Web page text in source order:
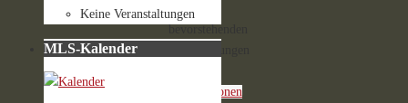
Keine
bevorstehenden
Informationen
Keine Veranstaltungen
MLS-Kalender